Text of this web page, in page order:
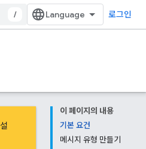
/ 로그인
이 페이지의 내용
기본 요건
메시지 유형 만들기
설